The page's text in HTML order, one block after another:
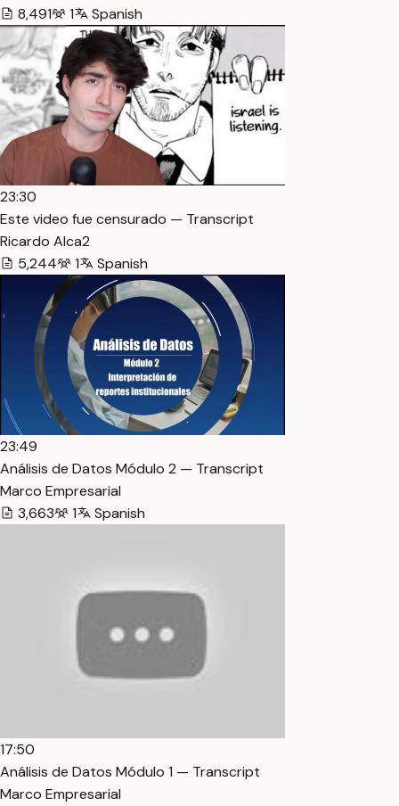
8,491
1 Spanish
23:30
Este video fue censurado — Transcript
Ricardo Alca2
5,244
1 Spanish
23:49
Análisis de Datos Módulo 2 — Transcript
Marco Empresarial
3,663
1 Spanish
17:50
Análisis de Datos Módulo 1 — Transcript
Marco Empresarial